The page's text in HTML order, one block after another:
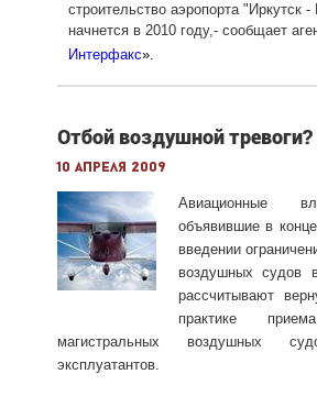
строительство аэропорта "Иркутск
начнется в 2010 году,- сообщает
Интерфакс».
Отбой воздушной тревоги?
10 апреля 2009
Авиационные
объявившие в
введении
воздушных судов
рассчитывают
практике
магистральных воздушных
эксплуатантов.